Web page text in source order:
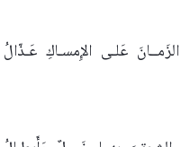
الزَمــانَ عَلـى الإِمسـاكِ عَـذّالُ